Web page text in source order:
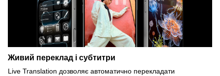
Живий переклад і субтитри
Live Translation дозволяє автоматично перекладати